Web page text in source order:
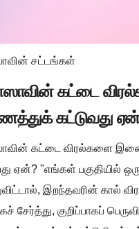
சட்டங்கள்
கட்டை
கட்டுவது
கட்டை விரல்களை
ஏன்? "எங்கள் பகுதியில்
இறந்தவரின் கால்
சேர்த்து, குறிப்பாகப்